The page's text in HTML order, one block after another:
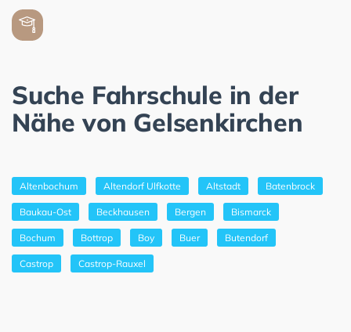
Suche Fahrschule in der
Nähe von Gelsenkirchen
Altenbochum Altendorf Ulfkotte Altstadt Batenbrock
Baukau-Ost Beckhausen Bergen Bismarck
Bochum Bottrop Boy Buer Butendorf
Castrop Castrop-Rauxel